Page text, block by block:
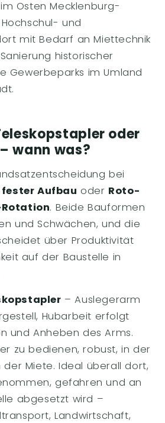
Osten Mecklenburg-
und
mit Bedarf an Miettechnik
historischer
Gewerbeparks im Umland
oder
wann was?
bei
fester Aufbau oder Roto-
. Beide Bauformen
und Schwächen, und die
über Produktivität
auf der Baustelle in
– Auslegerarm
Hubarbeit erfolgt
und Anheben des Arms.
zu bedienen, robust, in der
der Miete. Ideal überall dort,
gefahren und an
abgesetzt wird –
Landwirtschaft,